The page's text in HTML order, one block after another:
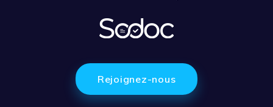
Rejoignez-nous